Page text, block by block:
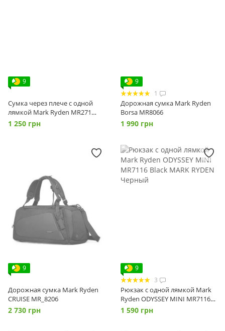
9
Сумка через плече с одной
лямкой Mark Ryden MR271
BLACK
1 250 грн
9
1
Дорожная сумка Mark Ryden
Borsa MR8066
1 990 грн
9
Дорожная сумка Mark Ryden
CRUISE MR_8206
2 730 грн
9
3
Рюкзак с одной лямкой Mark
Ryden ODYSSEY MINI MR7116
Black
1 590 грн